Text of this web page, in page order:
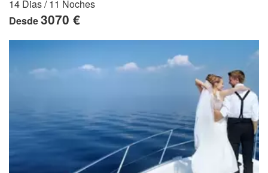
14 Dias / 11 Noches
Desde3070 €